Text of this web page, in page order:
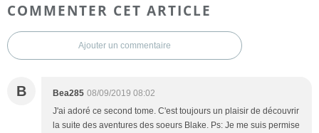
COMMENTER CET ARTICLE
Ajouter un commentaire
B Bea285 08/09/2019 08:02
J'ai adoré ce second tome. C'est toujours un plaisir de découvrir
la suite des aventures des soeurs Blake. Ps: Je me suis permise